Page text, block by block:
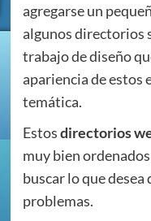
agregarse un
algunos directorios
trabajo de diseño
apariencia de estos
temática.
Estosdirectorios
muy bien
buscar lo que
problemas.